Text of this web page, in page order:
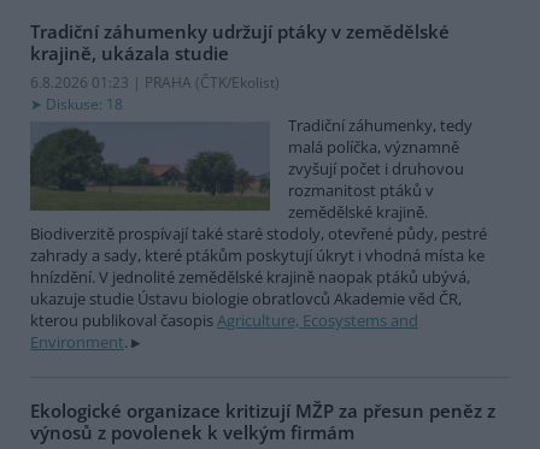
Tradiční záhumenky udržují ptáky v zemědělské
krajině, ukázala studie
6.8.2026 01:23 | PRAHA (ČTK/Ekolist)
Diskuse: 18
Tradiční záhumenky, tedy
malá políčka, významně
zvyšují počet i druhovou
rozmanitost ptáků v
zemědělské krajině.
Biodiverzitě prospívají také staré stodoly, otevřené půdy, pestré
zahrady a sady, které ptákům poskytují úkryt i vhodná místa ke
hnízdění. V jednolité zemědělské krajině naopak ptáků ubývá,
ukazuje studie Ústavu biologie obratlovců Akademie věd ČR,
kterou publikoval časopisAgriculture, Ecosystems and
Environment.
Ekologické organizace kritizují MŽP za přesun peněz z
výnosů z povolenek k velkým firmám